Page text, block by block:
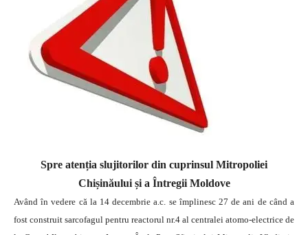
Spre atenția slujitorilor din cuprinsul Mitropoliei
Chișinăului și a Întregii Moldove
Având în vedere că la 14 decembrie a.c. se împlinesc 27 de ani de când a
fost construit sarcofagul pentru reactorul nr.4 al centralei atomo-electrice de